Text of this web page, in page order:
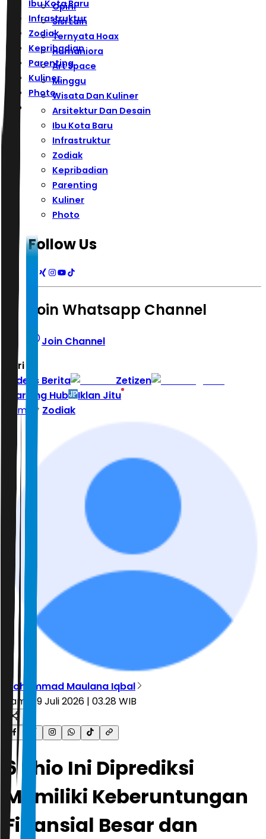
Ibu Kota Baru
Infrastruktur
Zodiak
Kepribadian
Parenting
Kuliner
Photo
Opini
Sisi Lain
Ternyata Hoax
Humaniora
Art Space
Minggu
Wisata Dan Kuliner
Arsitektur Dan Desain
Ibu Kota Baru
Infrastruktur
Zodiak
Kepribadian
Parenting
Kuliner
Photo
Follow Us
Join Whatsapp Channel
Join Channel
Hari ini
Indeks Berita
Zetizen
Learning Hub
Iklan Jitu
Home
Zodiak
Mohammad Maulana Iqbal
Kamis, 9 Juli 2026 | 03.28 WIB
6 Shio Ini Diprediksi
Memiliki Keberuntungan
Finansial Besar dan